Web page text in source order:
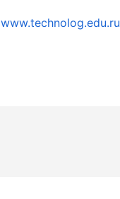
www.technolog.edu.ru